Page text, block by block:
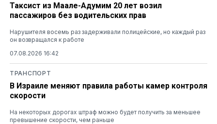
Таксист из Маале-Адумим 20 лет возил
пассажиров без водительских прав
Нарушителя восемь раз задерживали полицейские, но каждый раз
он возвращался к работе
07.08.2026 16:42
ТРАНСПОРТ
В Израиле меняют правила работы камер контроля
скорости
На некоторых дорогах штраф можно будет получить за меньшее
превышение скорости, чем раньше